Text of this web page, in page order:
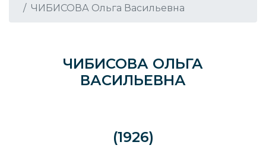
ЧИБИСОВА Ольга Васильевна
ЧИБИСОВА ОЛЬГА
ВАСИЛЬЕВНА
(1926)